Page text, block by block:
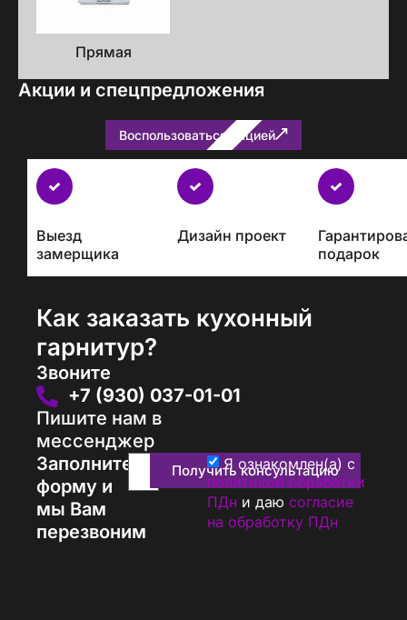
Прямая
Акции и спецпредложения
Воспользоваться акцией
Бесплатно
с
проектом
Выезд
замерщика
Дизайн проект
подарок
Как заказать кухонный
гарнитур?
Звоните
+7 (930) 037-01-01
Пишите нам в
мессенджер
Заполните
форму и
мы Вам
перезвоним
Получить консультацию
Я ознакомлен(а) с
политикой обработки
ПДн и даю согласие
на обработку ПДн